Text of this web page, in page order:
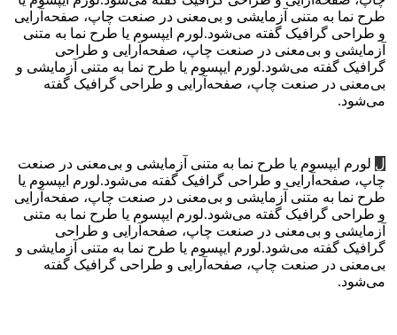
طرح‌ نما به متنی آزمایشی و بی‌معنی در صنعت چاپ، صفحه‌آرایی
و طراحی گرافیک گفته می‌شود.لورم ایپسوم یا طرح‌ نما به متنی
آزمایشی و بی‌معنی در صنعت چاپ، صفحه‌آرایی و طراحی
گرافیک گفته می‌شود.لورم ایپسوم یا طرح‌ نما به متنی آزمایشی و
بی‌معنی در صنعت چاپ، صفحه‌آرایی و طراحی گرافیک گفته
می‌شود.
ل لورم ایپسوم یا طرح‌ نما به متنی آزمایشی و بی‌معنی در صنعت
چاپ، صفحه‌آرایی و طراحی گرافیک گفته می‌شود.لورم ایپسوم یا
طرح‌ نما به متنی آزمایشی و بی‌معنی در صنعت چاپ، صفحه‌آرایی
و طراحی گرافیک گفته می‌شود.لورم ایپسوم یا طرح‌ نما به متنی
آزمایشی و بی‌معنی در صنعت چاپ، صفحه‌آرایی و طراحی
گرافیک گفته می‌شود.لورم ایپسوم یا طرح‌ نما به متنی آزمایشی و
بی‌معنی در صنعت چاپ، صفحه‌آرایی و طراحی گرافیک گفته
می‌شود.